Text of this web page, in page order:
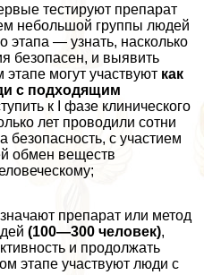
тестируют препарат
небольшой группы людей
этапа — узнать, насколько
безопасен, и выявить
могут участвуют как
с подходящим
к I фазе клинического
лет проводили сотни
безопасность, с участием
обмен веществ
препарат или метод
(100—300 человек),
и продолжать
этапе участвуют люди с